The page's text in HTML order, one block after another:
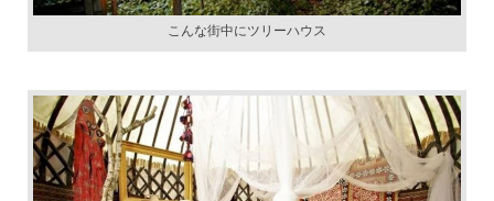
こんな街中にツリーハウス